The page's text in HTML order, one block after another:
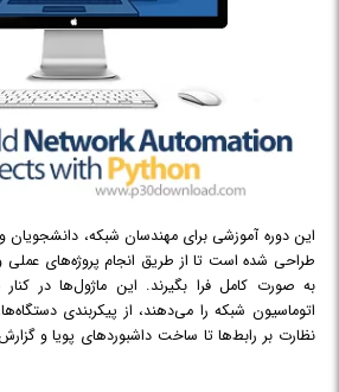
این دوره آموزشی برای مهندسان شبکه،
طراحی شده است تا از طریق انجام پروژه‌های عملی
به صورت کامل فرا بگیرند. این ماژول‌ها در
اتوماسیون شبکه را می‌دهند، از پیکربندی
نظارت بر رابط‌ها تا ساخت داشبوردهای پویا و